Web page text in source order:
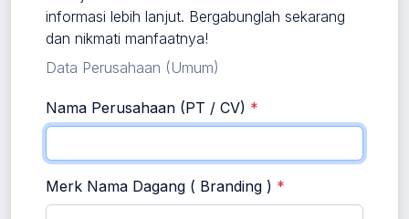
informasi lebih lanjut. Bergabunglah sekarang
dan nikmati manfaatnya!
Data Perusahaan (Umum)
Nama Perusahaan (PT / CV) *
Merk Nama Dagang ( Branding ) *